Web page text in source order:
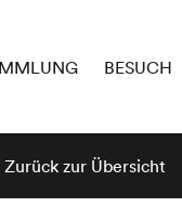
BESUCH
Zurück zur Übersicht